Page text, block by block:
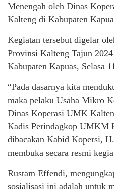
Menengah oleh Dinas
Kalteng di Kabupaten
Kegiatan tersebut digelar
Provinsi Kalteng Tajun
Kabupaten Kapuas, Selasa
“Pada dasarnya kita
maka pelaku Usaha Mikro
Dinas Koperasi UMK
Kadis Perindagkop UMKM
dibacakan Kabid Kopersi,
membuka secara resmi
Rustam Effendi,
sosialisasi ini adalah untuk